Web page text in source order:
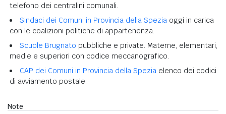
telefono dei centralini comunali.
Sindaci dei Comuni in Provincia della Spezia oggi in carica
con le coalizioni politiche di appartenenza.
Scuole Brugnato pubbliche e private. Materne, elementari,
medie e superiori con codice meccanografico.
CAP dei Comuni in Provincia della Spezia elenco dei codici
di avviamento postale.
Note